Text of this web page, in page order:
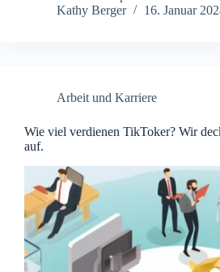
Kathy Berger
16. Januar
Arbeit und Karriere
Wie viel verdienen TikToker? Wir
auf.